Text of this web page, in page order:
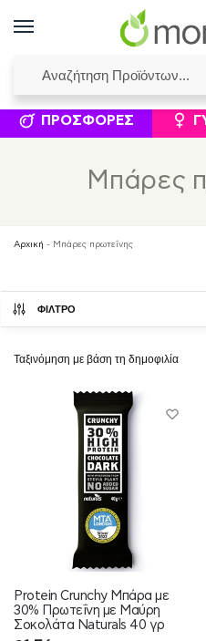
ΙΣΟΛΟΓΙΣΜΟΊ
ΣΥΜΠΛΗΡΏΜΑΤΑ
ΠΡΟΣΦΟΡΈΣ
Μπάρες
Αρχική - Μπάρες πρωτεΐνης
ΦΙΛΤΡΟ
Protein Crunchy Μπάρα με
30% Πρωτεΐνη με Μαύρη
Σοκολάτα Naturals 40 γρ